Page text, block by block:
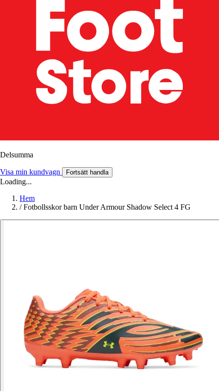
Delsumma
Visa min kundvagn Fortsätt handla
Loading...
Hem
/ Fotbollsskor barn Under Armour Shadow Select 4 FG